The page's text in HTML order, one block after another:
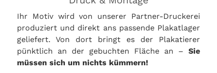
Ihr Motiv wird von unserer Partner-Druckerei
produziert und direkt ans passende Plakatlager
geliefert. Von dort bringt es der Plakatierer
pünktlich an der gebuchten Fläche an – Sie
müssen sich um nichts kümmern!